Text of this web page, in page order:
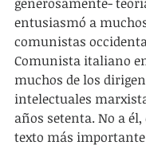
entusiasmó a
comunistas
Comunista italiano
muchos de los
intelectuales
años setenta. No a
texto más